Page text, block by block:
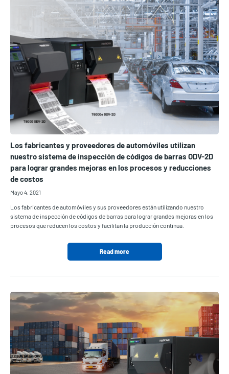
Los fabricantes y proveedores de automóviles utilizan
nuestro sistema de inspección de códigos de barras ODV-2D
para lograr grandes mejoras en los procesos y reducciones
de costos
Mayo 4, 2021
Los fabricantes de automóviles y sus proveedores están utilizando nuestro
sistema de inspección de códigos de barras para lograr grandes mejoras en los
procesos que reducen los costos y facilitan la producción continua.
Read more